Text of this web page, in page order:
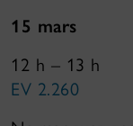
15 mars
12 h – 13 h
EV 2.260